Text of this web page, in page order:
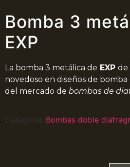
Bomba 3
EXP
La bomba 3 metálica de EXP de
novedoso en diseños de
del mercado de bombas de
Categoría: Bombas doble